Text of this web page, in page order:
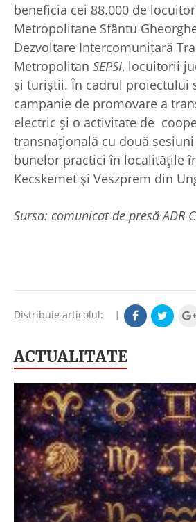
beneficia cei 88.000 de
Metropolitane Sfântu
Dezvoltare Intercomunitară
Metropolitan SEPSI, locuitorii
și turiștii. În cadrul proiectului
campanie de promovare a
electric și o activitate de
transnațională cu două
bunelor practici în localitățile
Kecskemet și Veszprem din
Sursa: comunicat de presă ADR
Distribuie articolul: |
ACTUALITATE